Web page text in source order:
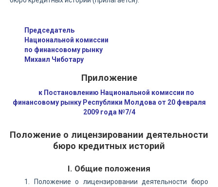
Председатель
Национальной комиссии
по финансовому рынку
Михаил Чиботару
Приложение
к Постановлению Национальной комиссии по
финансовому рынку Республики Молдова от 20 февраля
2009 года №7/4
Положение о лицензировании деятельности
бюро кредитных историй
I. Общие положения
1. Положение о лицензировании деятельности бюро